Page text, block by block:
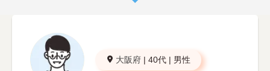
大阪府 | 40代 | 男性